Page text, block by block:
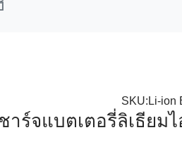
SKU:Li-ion
าร์จแบตเตอรี่ลิเธียม